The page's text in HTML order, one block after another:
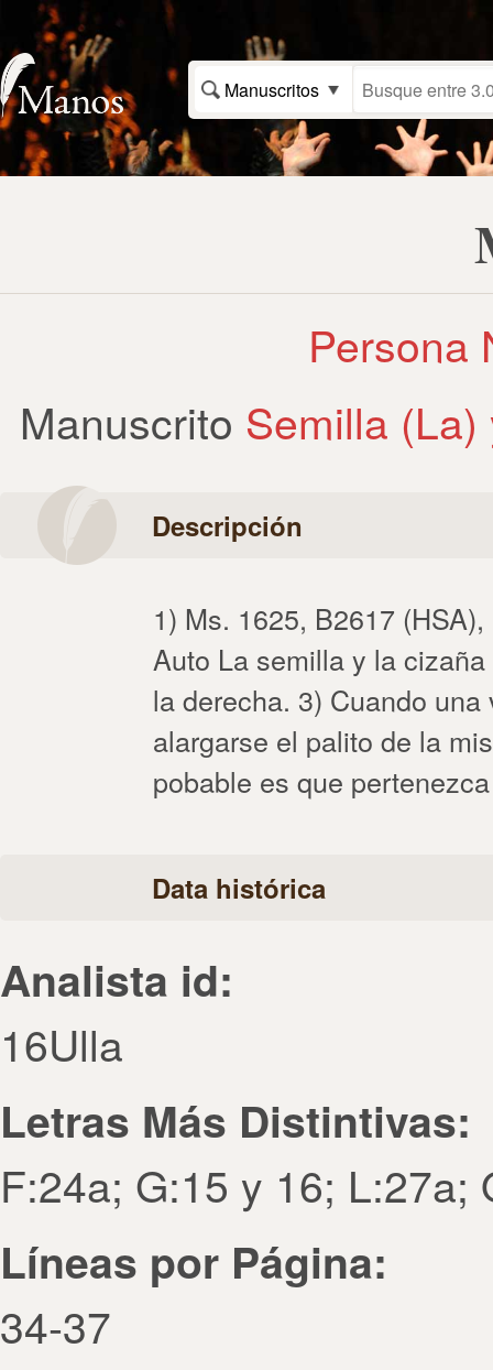
Manuscritos
Persona
Manuscrito Semilla
Descripción
1) Ms. 1625, B2617
Auto La semilla y la
la derecha. 3) Cuando
alargarse el palito de la
pobable es que
Data histórica
Analista id:
16Ulla
Letras Más Distintivas:
F:24a; G:15 y 16; L:27a;
Líneas por Página:
34-37